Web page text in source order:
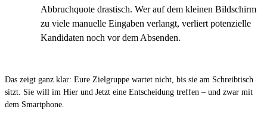
Abbruchquote drastisch. Wer auf dem kleinen Bildschirm
zu viele manuelle Eingaben verlangt, verliert potenzielle
Kandidaten noch vor dem Absenden.
Das zeigt ganz klar: Eure Zielgruppe wartet nicht, bis sie am Schreibtisch
sitzt. Sie will im Hier und Jetzt eine Entscheidung treffen – und zwar mit
dem Smartphone.